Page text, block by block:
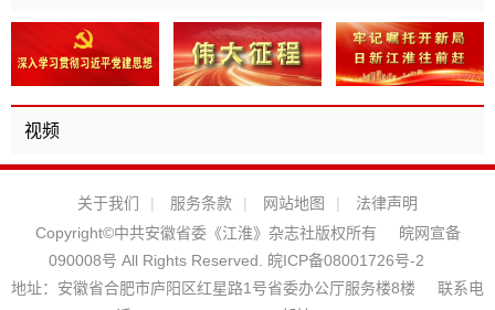
视频
关于我们 | 服务条款 | 网站地图 |
法律声明
Copyright©中共安徽省委《江淮》杂志社版权所有
皖网宣备
090008号 All Rights Reserved.
皖ICP备08001726号-2
地址：安徽省合肥市庐阳区红星路1号省委办公厅服务楼8楼
联系电